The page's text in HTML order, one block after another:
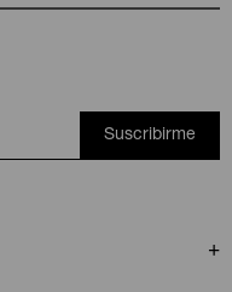
Suscribirme